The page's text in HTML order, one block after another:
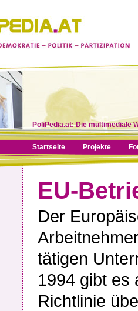
PoliPedia.at: Die multimediale
Startseite Projekte
EU-
Der
tätigen
1994 gibt es
Richtlinie